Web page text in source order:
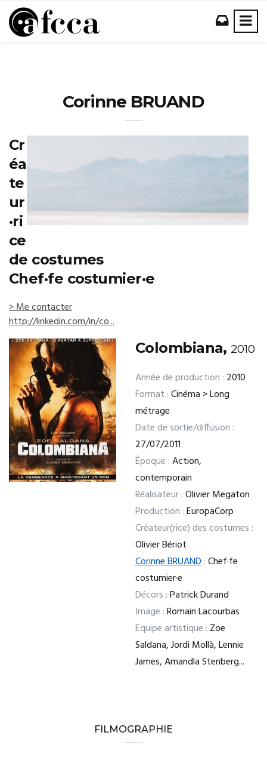
Corinne BRUAND
Cr
éa
te
ur
·ri
ce
de costumes
Chef·fe costumier·e
> Me contacter
http://linkedin.com/in/co...
Colombiana,2010
Année de production : 2010
Format :Cinéma > Long
métrage
Date de sortie/diffusion :
27/07/2011
Époque :Action,
contemporain
Réalisateur :Olivier Megaton
Production :EuropaCorp
Créateur(rice) des costumes :
Olivier Bériot
Corinne BRUAND:Chef·fe
costumier·e
Décors :Patrick Durand
Image :Romain Lacourbas
Equipe artistique : Zoe
Saldana, Jordi Mollà, Lennie
James, Amandla Stenberg...
FILMOGRAPHIE